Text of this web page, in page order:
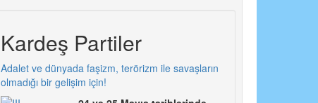
Kardeş Partiler
Adalet ve dünyada faşizm, terörizm ile savaşların
olmadığı bir gelişim için!